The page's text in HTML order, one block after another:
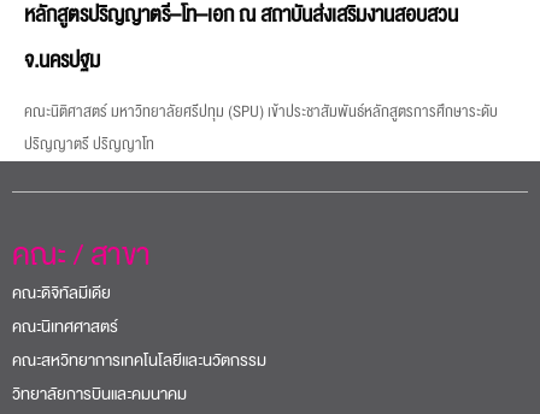
หลักสูตรปริญญาตรี–โท–เอก ณ สถาบันส่งเสริมงานสอบสวน
จ.นครปฐม
คณะนิติศาสตร์ มหาวิทยาลัยศรีปทุม (SPU) เข้าประชาสัมพันธ์หลักสูตรการศึกษาระดับ
ปริญญาตรี ปริญญาโท
คณะ / สาขา
คณะดิจิทัลมีเดีย
คณะนิเทศศาสตร์
คณะสหวิทยาการเทคโนโลยีและนวัตกรรม
วิทยาลัยการบินและคมนาคม